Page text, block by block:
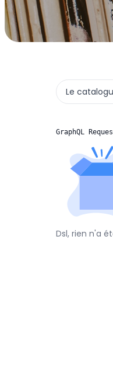
Le
GraphQL
Dsl, rien n'a